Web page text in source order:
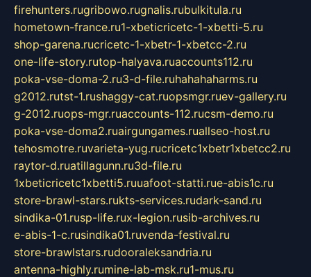
firehunters.rugribowo.rugnalis.rubulkitula.ru
hometown-france.ru1-xbeticricetc-1-xbetti-5.ru
shop-garena.rucricetc-1-xbetr-1-xbetcc-2.ru
one-life-story.rutop-halyava.ruaccounts112.ru
poka-vse-doma-2.ru3-d-file.ruhahahaharms.ru
g2012.rutst-1.rushaggy-cat.ruopsmgr.ruev-gallery.ru
g-2012.ruops-mgr.ruaccounts-112.rucsm-demo.ru
poka-vse-doma2.ruairgungames.ruallseo-host.ru
tehosmotre.ruvarieta-yug.rucricetc1xbetr1xbetcc2.ru
raytor-d.ruatillagunn.ru3d-file.ru
1xbeticricetc1xbetti5.ruuafoot-statti.rue-abis1c.ru
store-brawl-stars.rukts-services.rudark-sand.ru
sindika-01.rusp-life.rux-legion.rusib-archives.ru
e-abis-1-c.rusindika01.ruvenda-festival.ru
store-brawlstars.rudooraleksandria.ru
antenna-highly.rumine-lab-msk.ru1-mus.ru